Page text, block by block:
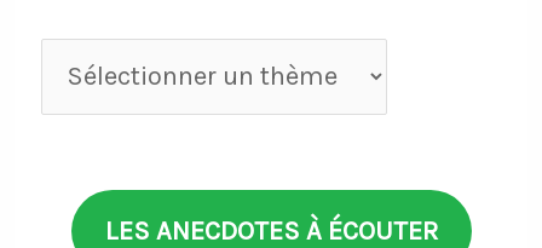
Anecdotes
par
LES ANECDOTES À ÉCOUTER